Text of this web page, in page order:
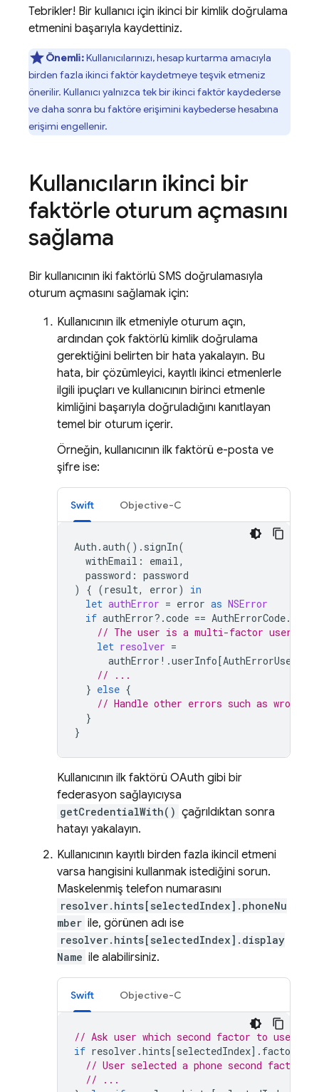
Tebrikler! Bir kullanıcı için ikinci bir kimlik doğrulama
etmenini başarıyla kaydettiniz.
Önemli:Kullanıcılarınızı, hesap kurtarma amacıyla
birden fazla ikinci faktör kaydetmeye teşvik etmeniz
önerilir. Kullanıcı yalnızca tek bir ikinci faktör kaydederse
ve daha sonra bu faktöre erişimini kaybederse hesabına
erişimi engellenir.
Kullanıcıların ikinci bir
faktörle oturum açmasını
sağlama
Bir kullanıcının iki faktörlü SMS doğrulamasıyla
oturum açmasını sağlamak için:
Kullanıcının ilk etmeniyle oturum açın,
ardından çok faktörlü kimlik doğrulama
gerektiğini belirten bir hata yakalayın. Bu
hata, bir çözümleyici, kayıtlı ikinci etmenlerle
ilgili ipuçları ve kullanıcının birinci etmenle
kimliğini başarıyla doğruladığını kanıtlayan
temel bir oturum içerir.
Örneğin, kullanıcının ilk faktörü e-posta ve
şifre ise:
Swift Objective-C
Auth .auth(). signIn(
withEmail : email ,
password : password
)
{ (result, error)
in
let authError = error as NSError
if authError?.code == AuthErrorCode.
// The user is a multi-factor user.
let resolver =
authError !.userInfo[
// ...
} else {
// Handle other errors such as wrong
}
}
Kullanıcının ilk faktörü OAuth gibi bir
federasyon sağlayıcıysa
getCredentialWith() çağrıldıktan sonra
hatayı yakalayın.
Kullanıcının kayıtlı birden fazla ikincil etmeni
varsa hangisini kullanmak istediğini sorun.
Maskelenmiş telefon numarasını
resolver.hints[selectedIndex].phoneNu
mber ile, görünen adı ise
resolver.hints[selectedIndex].display
Name ile alabilirsiniz.
Swift Objective-C
// Ask user which second factor to use.
if resolver .hints[selectedIndex]. factorID
// User selected a phone second factor.
// ...